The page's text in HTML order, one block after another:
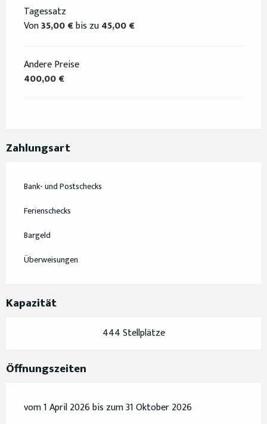
Tagessatz
Von35,00 €bis zu45,00 €
Andere Preise
400,00 €
Zahlungsart
Bank- und Postschecks
Ferienschecks
Bargeld
Überweisungen
Kapazität
444 Stellplätze
Öffnungszeiten
vom 1 April 2026 bis zum 31 Oktober 2026